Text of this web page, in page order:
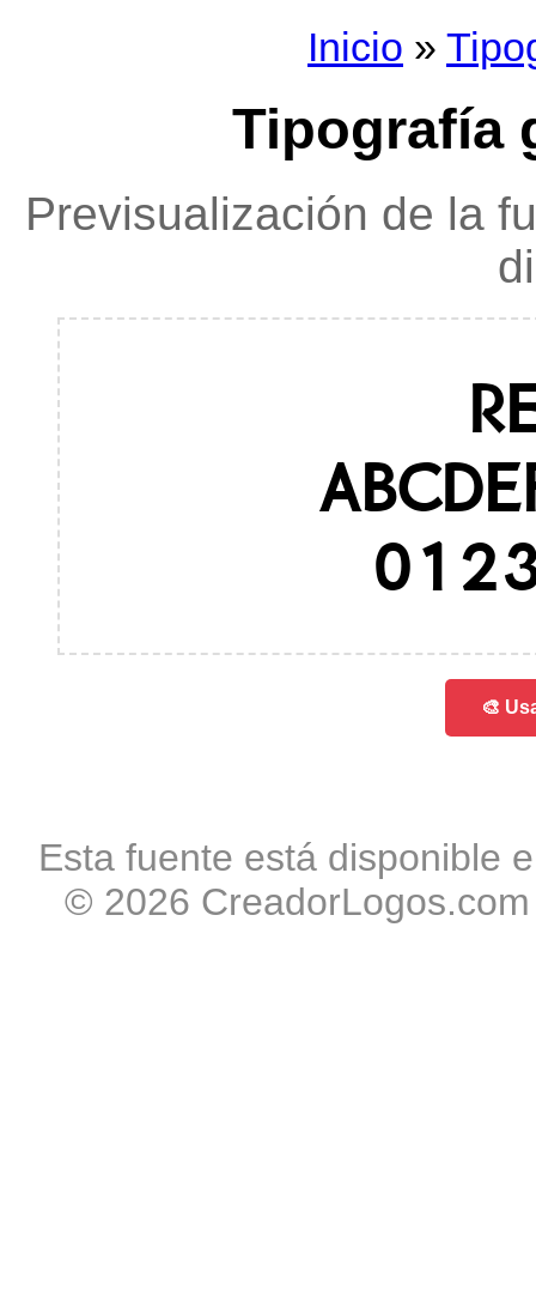
Inicio »
Tipografía
Previsualización de la
🎨
Esta fuente está disponible
© 2026